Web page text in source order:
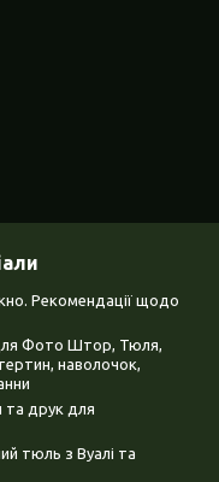
Рекомендації щодо
Фото Штор, Тюля,
наволочок,
та друк для
тюль з Вуалі та